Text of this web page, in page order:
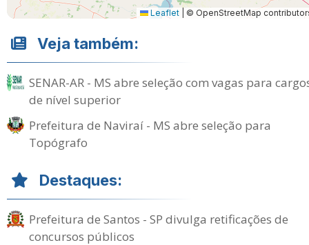
Leaflet © OpenStreetMap
Veja também:
SENAR-AR - MS abre seleção com vagas para
de nível superior
Prefeitura de Naviraí - MS abre seleção para
Topógrafo
Destaques:
Prefeitura de Santos - SP divulga retificações de
concursos públicos